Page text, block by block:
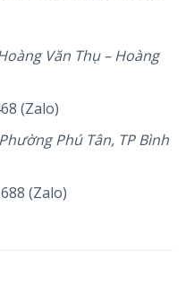
Văn Thụ – Hoàng
(Zalo)
Phú Tân, TP Bình
(Zalo)